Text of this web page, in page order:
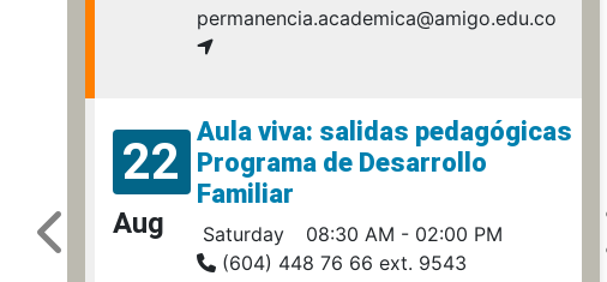
permanencia.academica@amigo.edu.co
22
Aug
Aula viva: salidas pedagógicas
Programa de Desarrollo
Familiar
Saturday
08:30 AM - 02:00 PM
(604) 448 76 66 ext. 9543